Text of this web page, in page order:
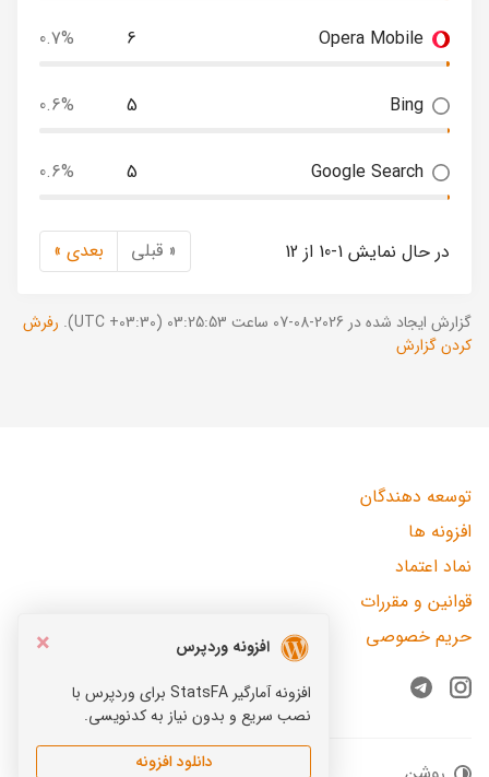
Opera Mobile
6
0.7%
Bing
5
0.6%
Google Search
5
0.6%
در حال نمایش 1-10 از 12 « قبلی بعدی »
گزارش ایجاد شده در 2026-08-07 ساعت 03:25:53 (UTC +03:30).
رفرش
کردن گزارش
×
افزونه وردپرس
افزونه آمارگیر StatsFA برای وردپرس با
نصب سریع و بدون نیاز به کدنویسی.
دانلود افزونه
توسعه دهندگان
افزونه ها
نماد اعتماد
قوانین و مقررات
حریم خصوصی
Instagram
Telegram